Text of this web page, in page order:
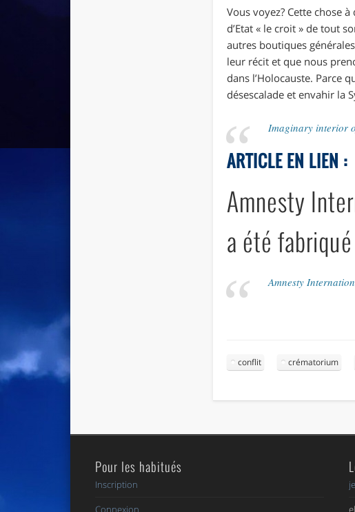
Vous voyez? Cette chose
d’Etat « le croit » de tout
autres boutiques
leur récit et que nous
dans l’Holocauste. Parce
désescalade et envahir la
Imaginary interior
ARTICLE EN LIEN :
Amnesty
a été
Amnesty
conflit crématorium
Pour les habitués
Inscription
Connexion